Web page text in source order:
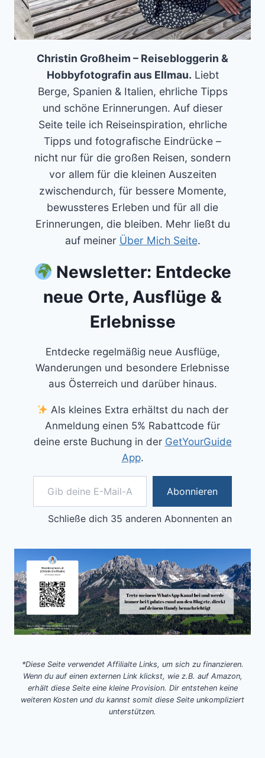
Christin Großheim – Reisebloggerin &
Hobbyfotografin aus Ellmau. Liebt
Berge, Spanien & Italien, ehrliche Tipps
und schöne Erinnerungen. Auf dieser
Seite teile ich Reiseinspiration, ehrliche
Tipps und fotografische Eindrücke –
nicht nur für die großen Reisen, sondern
vor allem für die kleinen Auszeiten
zwischendurch, für bessere Momente,
bewussteres Erleben und für all die
Erinnerungen, die bleiben. Mehr ließt du
auf meiner Über Mich Seite.
Newsletter: Entdecke
neue Orte, Ausflüge &
Erlebnisse
Entdecke regelmäßig neue Ausflüge,
Wanderungen und besondere Erlebnisse
aus Österreich und darüber hinaus.
Als kleines Extra erhältst du nach der
Anmeldung einen 5% Rabattcode für
deine erste Buchung in der GetYourGuide
App.
Gib deine E-Mail-Adresse ein ...
Abonnieren
Schließe dich 35 anderen Abonnenten an
*Diese Seite verwendet Affilialte Links, um sich zu finanzieren.
Wenn du auf einen externen Link klickst, wie z.B. auf Amazon,
erhält diese Seite eine kleine Provision. Dir entstehen keine
weiteren Kosten und du kannst somit diese Seite unkompliziert
unterstützen.